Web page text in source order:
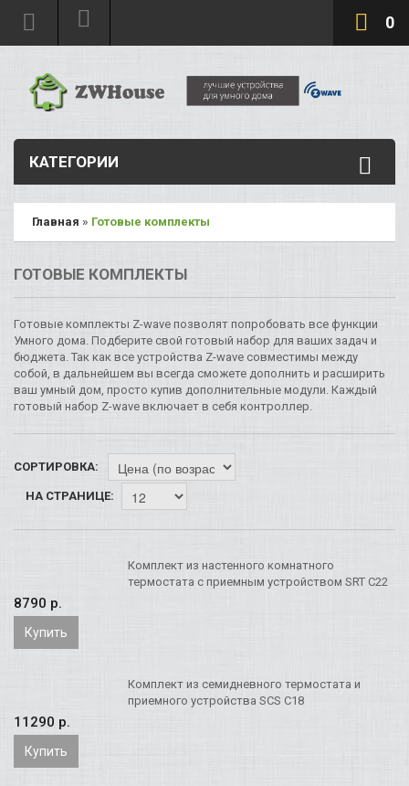
0
КАТЕГОРИИ
Главная » Готовые комплекты
ГОТОВЫЕ КОМПЛЕКТЫ
Готовые комплекты Z-wave позволят попробовать все функции
Умного дома. Подберите свой готовый набор для ваших задач и
бюджета. Так как все устройства Z-wave совместимы между
собой, в дальнейшем вы всегда сможете дополнить и расширить
ваш умный дом, просто купив дополнительные модули. Каждый
готовый набор Z-wave включает в себя контроллер.
СОРТИРОВКА:
НА СТРАНИЦЕ:
Комплект из настенного комнатного
термостата с приемным устройством SRT C22
8790 p.
Купить
Комплект из семидневного термостата и
приемного устройства SCS C18
11290 p.
Купить